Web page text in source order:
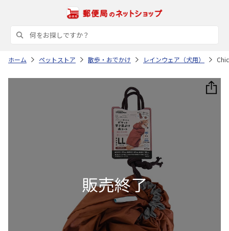
ホーム ペットストア 散歩・おでかけ レインウェア（犬用）